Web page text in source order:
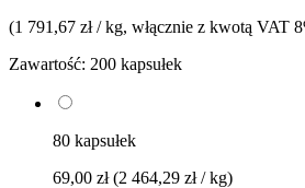
(1 791,67 zł / kg, włącznie z kwotą VAT
Zawartość: 200 kapsułek
80 kapsułek
69,00 zł(2 464,29 zł / kg)